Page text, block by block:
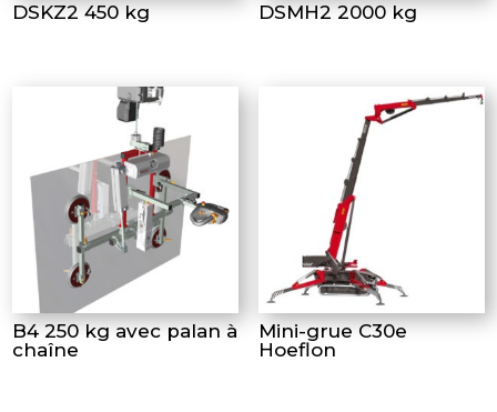
DSKZ2 450 kg DSMH2 2000 kg
B4 250 kg avec palan à
chaîne
Mini-grue C30e
Hoeflon